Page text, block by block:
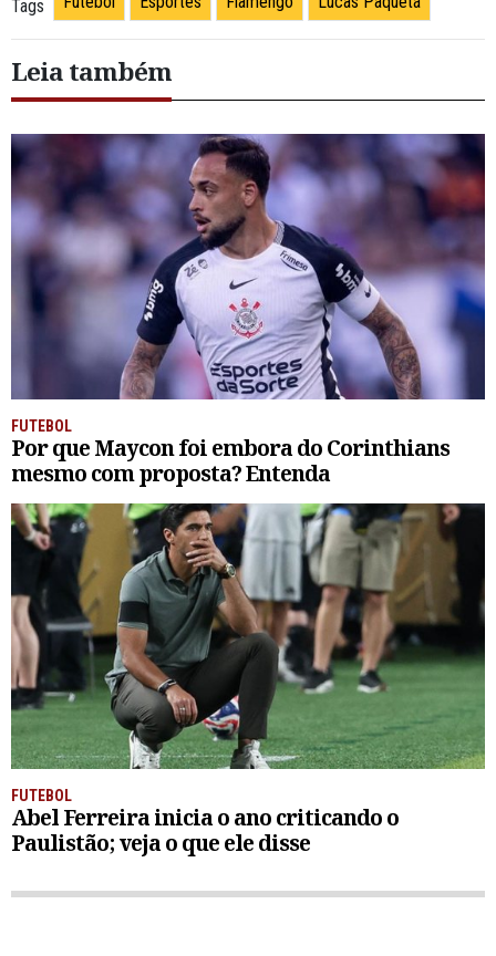
Tags
Leia também
FUTEBOL
Por que Maycon foi embora do Corinthians
mesmo com proposta? Entenda
FUTEBOL
Abel Ferreira inicia o ano criticando o
Paulistão; veja o que ele disse